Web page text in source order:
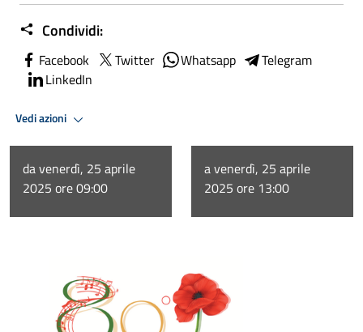
Condividi:
Facebook Twitter Whatsapp
Telegram
LinkedIn
Vedi azioni
da venerdì, 25 aprile
2025 ore 09:00
a venerdì, 25 aprile
2025 ore 13:00